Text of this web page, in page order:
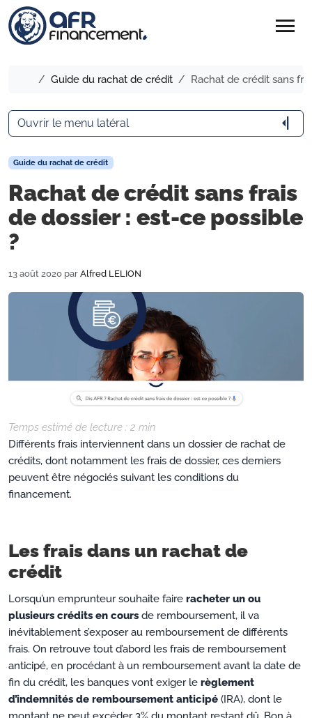
menu
Accueil
Guide du rachat de crédit Rachat de crédit sans
Guide du rachat de crédit
Rachat de crédit sans frais
de dossier : est-ce possible
?
13 août 2020 par Alfred LELION
Temps estimé de lecture : 2 min
Différents frais interviennent dans un dossier de rachat de
crédits, dont notamment les frais de dossier, ces derniers
peuvent être négociés suivant les conditions du
financement.
Les frais dans un rachat de
crédit
Lorsqu’un emprunteur souhaite faire racheter un ou
plusieurs crédits en cours de remboursement, il va
inévitablement s’exposer au remboursement de différents
frais. On retrouve tout d’abord les frais de remboursement
anticipé, en procédant à un remboursement avant la date de
fin du crédit, les banques vont exiger le règlement
d’indemnités de remboursement anticipé (IRA), dont le
Ouvrir le menu latéral arrow_menu_close